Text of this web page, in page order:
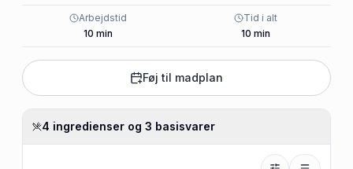
Arbejdstid
10 min
Tid i alt
10 min
Føj til madplan
4 ingredienser og 3 basisvarer